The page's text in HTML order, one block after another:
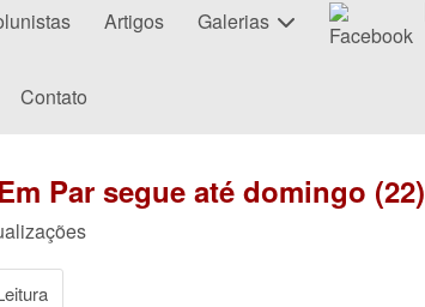
Artigos Galerias
Contato
Par segue até domingo (22)